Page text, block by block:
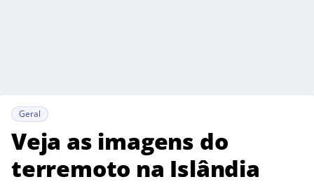
Geral
Veja as imagens do
terremoto na Islândia